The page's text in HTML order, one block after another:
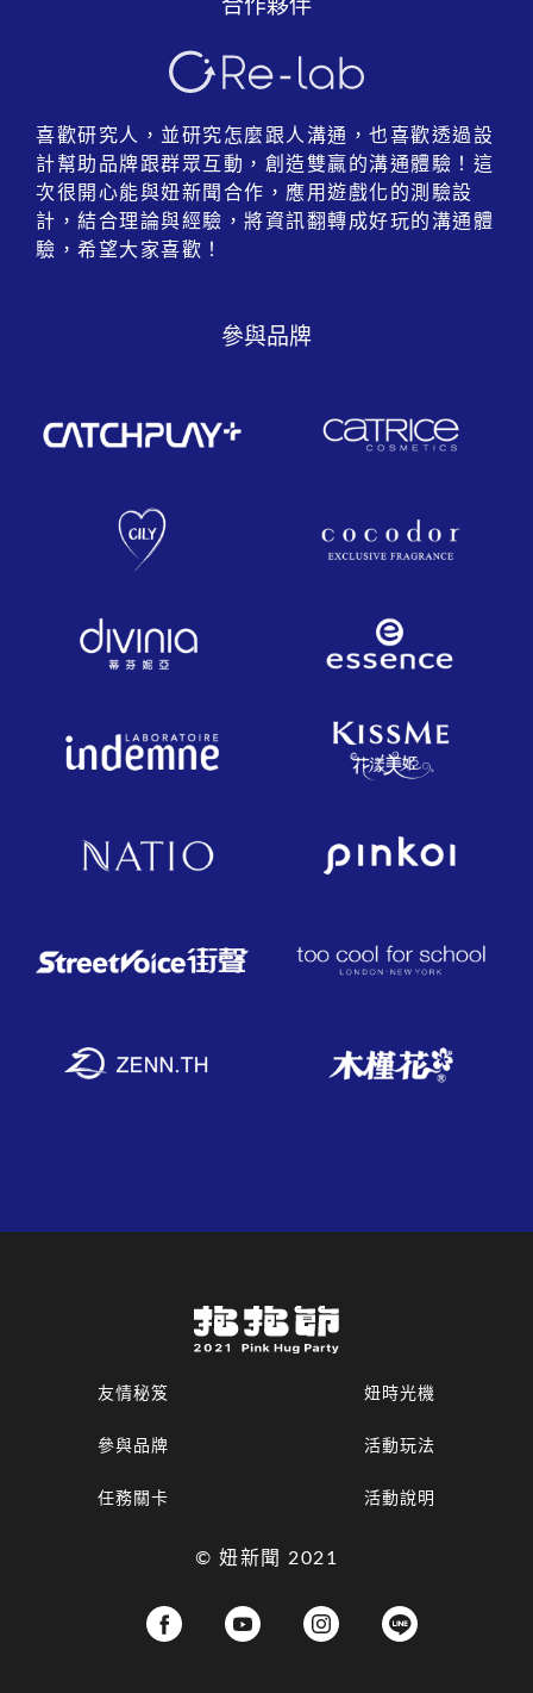
合作夥伴
喜歡研究人，並研究怎麼跟人溝通，也喜歡透過設
計幫助品牌跟群眾互動，創造雙贏的溝通體驗！這
次很開心能與妞新聞合作，應用遊戲化的測驗設
計，結合理論與經驗，將資訊翻轉成好玩的溝通體
驗，希望大家喜歡！
參與品牌
友情秘笈 妞時光機
參與品牌 活動玩法
任務關卡 活動說明
© 妞新聞 2021